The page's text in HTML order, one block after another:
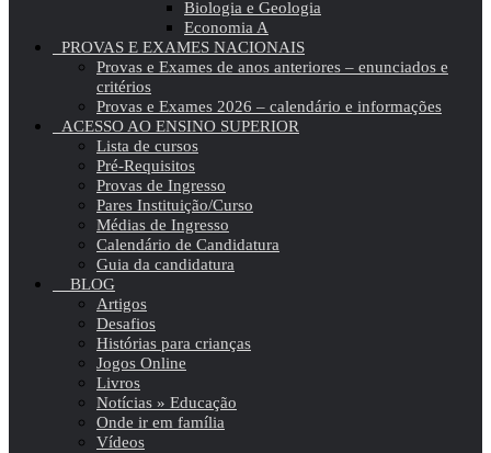
Biologia e Geologia
Economia A
PROVAS E EXAMES NACIONAIS
Provas e Exames de anos anteriores – enunciados e
critérios
Provas e Exames 2026 – calendário e informações
ACESSO AO ENSINO SUPERIOR
Lista de cursos
Pré-Requisitos
Provas de Ingresso
Pares Instituição/Curso
Médias de Ingresso
Calendário de Candidatura
Guia da candidatura
BLOG
Artigos
Desafios
Histórias para crianças
Jogos Online
Livros
Notícias » Educação
Onde ir em família
Vídeos